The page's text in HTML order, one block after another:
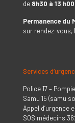
de 8h30 à 13 h00
Permanence du
sur rendez-vous,
Services
Police 17 –
Samu 15 (samu
Appel d’urgence
SOS médecins